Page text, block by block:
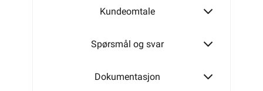
Kundeomtale
Spørsmål og svar
Dokumentasjon